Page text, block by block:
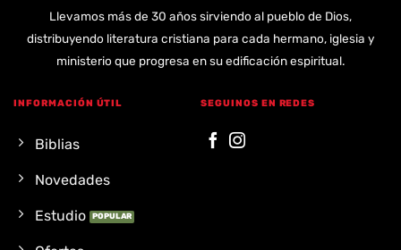
Llevamos más de 30 años sirviendo al pueblo de Dios,
distribuyendo literatura cristiana para cada hermano, iglesia y
ministerio que progresa en su edificación espiritual.
INFORMACIÓN ÚTIL
Biblias
Novedades
Estudio
SEGUINOS EN REDES